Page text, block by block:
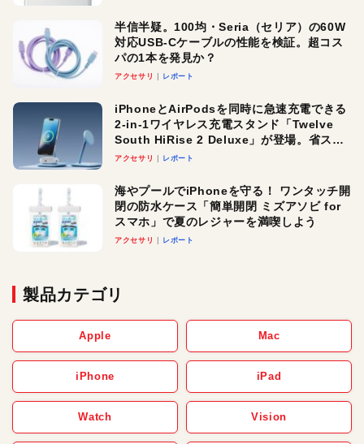
半信半疑。100均・Seria（セリア）の60W
対応USB-Cケーブルの性能を検証。超コス
パの1本を発見か？
アクセサリ レポート
iPhoneとAirPodsを同時に急速充電できる
2-in-1ワイヤレス充電スタンド「Twelve
South HiRise 2 Deluxe」が登場。省スペ
ースでおしゃれに充電したい人にオスス
アクセサリ レポート
海やプールでiPhoneを守る！ ワンタッチ開
閉の防水ケース「簡単開閉 ミズアソビ for
スマホ」で夏のレジャーを満喫しよう
アクセサリ レポート
製品カテゴリ
Apple Mac
iPhone iPad
Watch Vision